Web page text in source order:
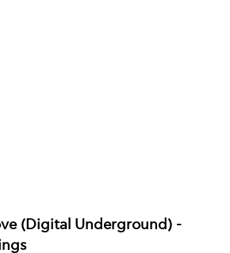
(Digital Underground) -